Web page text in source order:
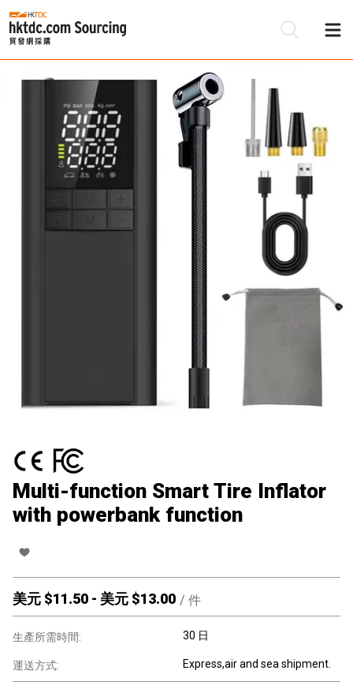
Multi-function Smart Tire Inflator
with powerbank function
美元 $11.50 - 美元 $13.00 / 件
生產所需時間: 30 日
運送方式: Express,air and sea shipment.